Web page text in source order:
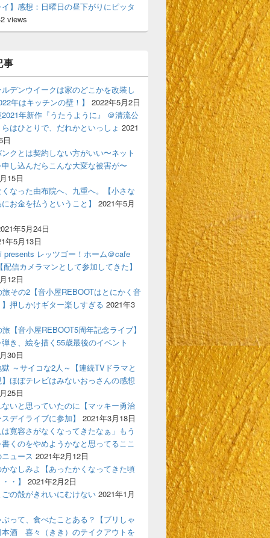
】感想：日曜日の昼下がりにピッタ
views
事
デンウイークは家のどこかを改装し
年はキッチンの壁！】
2022年5月2日
年新作『うたうように』 ＠清流公
はひとりで、だれかといっしょ 2021
日
クとは契約しない方がいい〜ネット
し込んだらこんな大変な被害が〜
15日
なった由布院へ、九重へ。【小さな
お金を払うということ】
2021年5月
年5月24日
年5月13日
presents レッツゴー！ホーム＠cafe
配信カメラマンとして参加してきた】
12日
その2【音小屋REBOOTはとにかく音
押しかけギター楽しすぎる 2021年3
【音小屋REBOOT5周年記念ライブ】
き、絵を描く55歳最後のイベント
30日
～サイコな2人～【連続TVドラマと
ほぼテレビはみないおっさんの感想
25日
いと思っていたのに【マッキー勇治
デイライブに参加】
2021年3月18日
寛容さがなくなってきたなぁ」もう
くのをやめようかなと思ってるここ
ュース 2021年2月12日
なしみよ【あったかくなってきた頃
・】
2021年2月2日
の殻がきれいにむけない 2021年1月
って、食べたことある？【ブリしゃ
本酒 喜々（きき）のテイクアウトを